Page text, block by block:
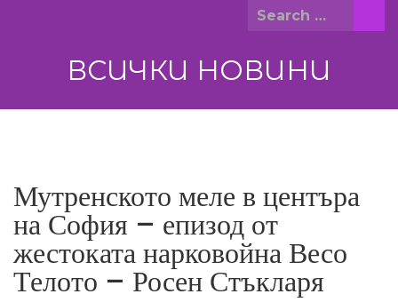
Search
ВСИЧКИ НОВИНИ
Мутренското меле в центъра
на София – епизод от
жестоката нарковойна Весо
Телото – Росен Стъкларя